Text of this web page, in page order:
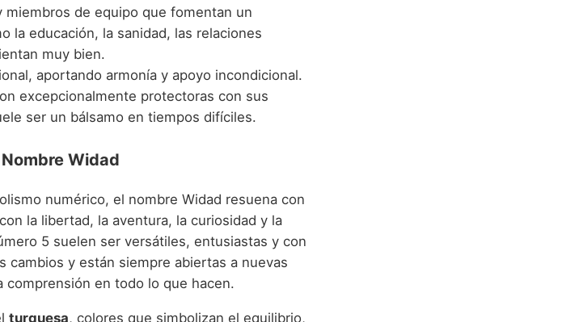
miembros de equipo que fomentan un
la educación, la sanidad, las relaciones
muy bien.
aportando armonía y apoyo incondicional.
excepcionalmente protectoras con sus
ser un bálsamo en tiempos difíciles.
Widad
numérico, el nombre Widad resuena con
la libertad, la aventura, la curiosidad y la
5 suelen ser versátiles, entusiastas y con
cambios y están siempre abiertas a nuevas
comprensión en todo lo que hacen.
turquesa, colores que simbolizan el equilibrio,